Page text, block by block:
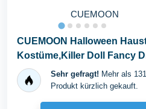
CUEMOON
CUEMOON Halloween
Kostüme,Killer Doll Fancy
für...
Sehr gefragt! Mehr als
Produkt kürzlich gekauft.